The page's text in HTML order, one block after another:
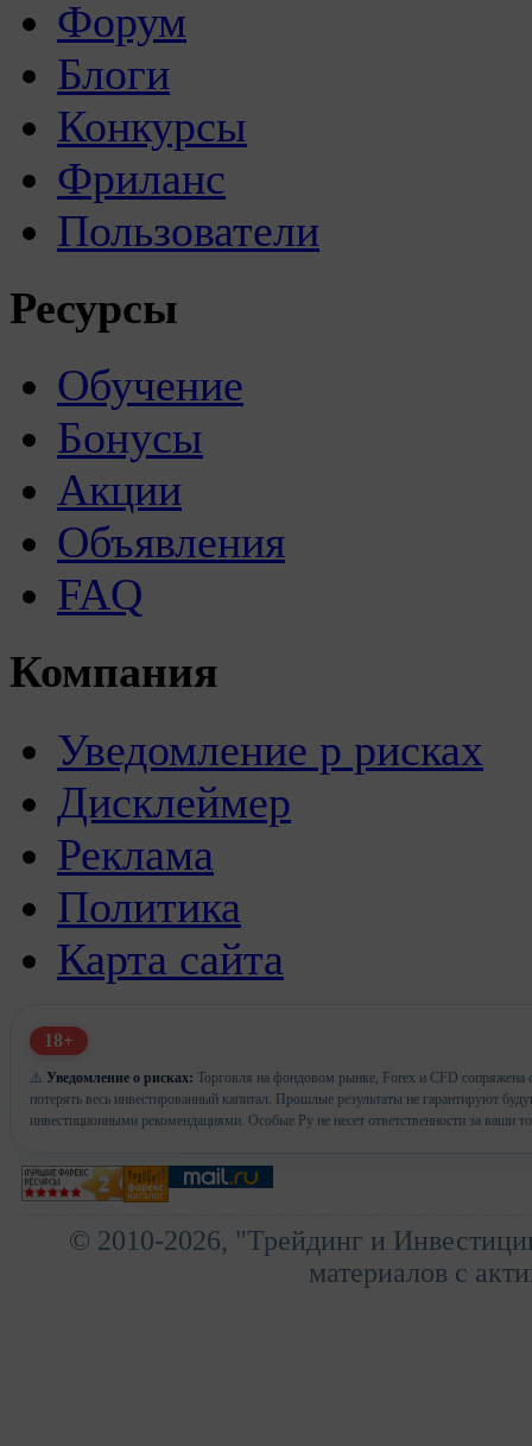
Форум
Блоги
Конкурсы
Фриланс
Пользователи
Ресурсы
Обучение
Бонусы
Акции
Объявления
FAQ
Компания
Уведомление р рисках
Дисклеймер
Реклама
Политика
Карта сайта
18+
⚠️ Уведомление о рисках: Торговля на фондовом рынке, Forex и CFD сопряжена
потерять весь инвестированный капитал. Прошлые результаты не гарантируют
инвестиционными рекомендациями. Особые Ру не несет ответственности за ваши
© 2010-2026, "Трейдинг и
материалов с